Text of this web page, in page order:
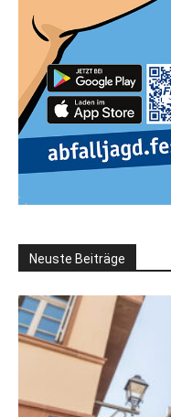
Neuste Beiträge